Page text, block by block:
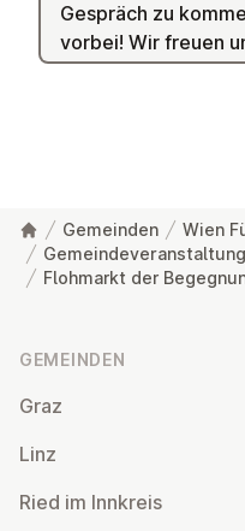
Gespräch zu
vorbei! Wir freuen
Gemeinden
Wien
Flohmarkt der
GEMEINDEN
Graz
Linz
Ried im Innkreis